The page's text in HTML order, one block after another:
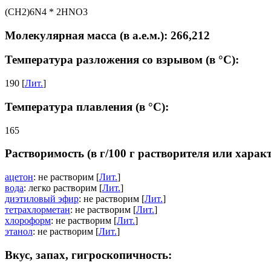
(CH2)6N4 * 2HNO3
Молекулярная масса (в а.е.м.): 266,212
Температура разложения со взрывом (в °C):
190 [Лит.]
Температура плавления (в °C):
165
Растворимость (в г/100 г растворителя или
ацетон: не растворим [Лит.]
вода: легко растворим [Лит.]
диэтиловый эфир: не растворим [Лит.]
тетрахлорметан: не растворим [Лит.]
хлороформ: не растворим [Лит.]
этанол: не растворим [Лит.]
Вкус, запах, гигроскопичность: